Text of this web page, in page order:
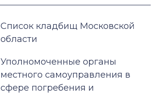
Список кладбищ Московской
области
Уполномоченные органы
местного самоуправления в
сфере погребения и